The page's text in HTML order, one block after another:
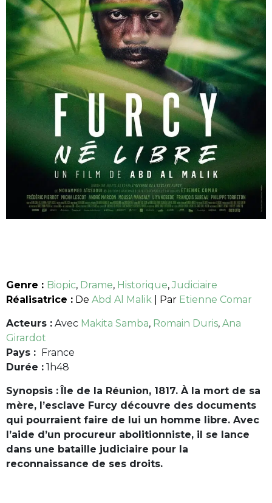
Genre : Biopic, Drame, Historique, Judiciaire
Réalisatrice : De Abd Al Malik | Par Etienne Comar
Acteurs : Avec Makita Samba, Romain Duris, Ana
Girardot
Pays : France
Durée : 1h48
Synopsis : Île de la Réunion, 1817. À la mort de sa
mère, l’esclave Furcy découvre des documents
qui pourraient faire de lui un homme libre. Avec
l’aide d’un procureur abolitionniste, il se lance
dans une bataille judiciaire pour la
reconnaissance de ses droits.